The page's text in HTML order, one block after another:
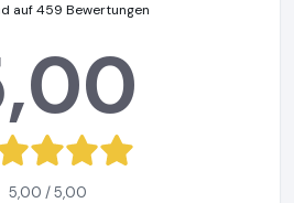
auf 459 Bewertungen
5,00 / 5,00